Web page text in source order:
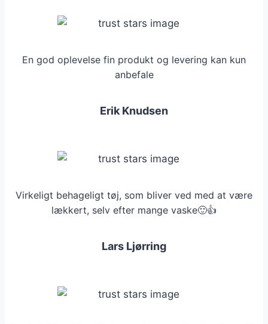
En god oplevelse fin produkt og levering kan kun
anbefale
Erik Knudsen
Virkeligt behageligt tøj, som bliver ved med at være
lækkert, selv efter mange vaske🙂👍
Lars Ljørring